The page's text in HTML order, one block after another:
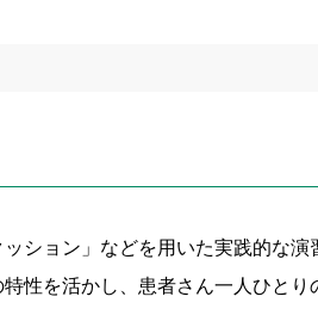
ション」などを用いた実践的な
性を活かし、患者さん一人ひと